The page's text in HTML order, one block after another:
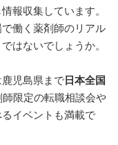
報収集しています。
働く薬剤師のリアル
はないでしょうか。
児島県まで 日本全国
限定の転職相談会や
イベントも満載で